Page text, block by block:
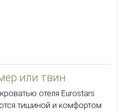
или твин
отеля Eurostars
тишиной и комфортом